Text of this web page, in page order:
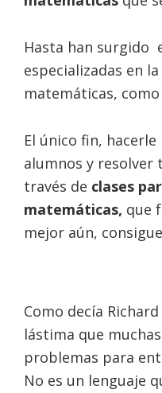
Hasta han surgido
especializadas en
matemáticas, como
El único fin,
alumnos y resolver
través de clases
matemáticas, que
mejor aún,
Como decía
lástima que
problemas para
No es un lenguaje